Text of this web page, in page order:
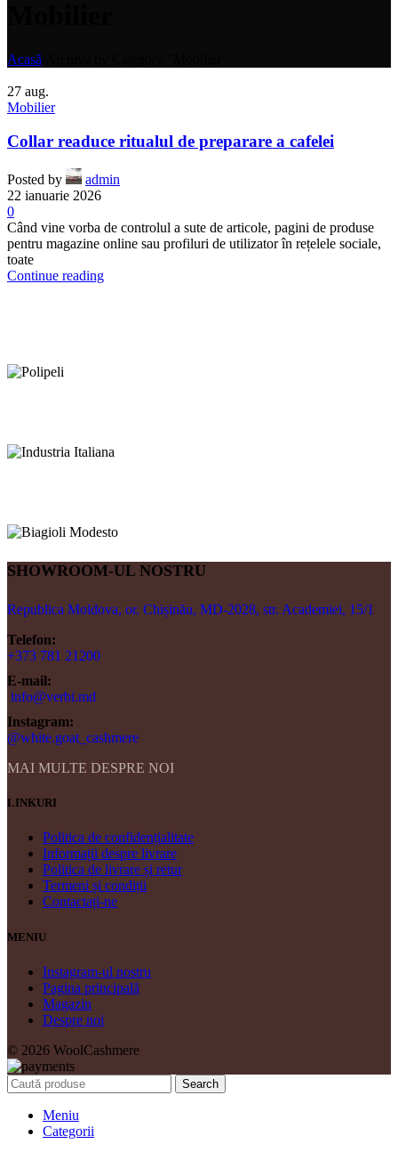
Acasă
27 aug.
Mobilier
Collar readuce ritualul de preparare a cafelei
Posted by
admin
22 ianuarie 2026
0
Când vine vorba de controlul a sute de articole, pagini de produse
pentru magazine online sau profiluri de utilizator în rețelele sociale,
toate
Continue reading
SHOWROOM-UL NOSTRU
Republica Moldova, or. Chișinău, MD-2028, str. Academiei, 15/1
Telefon:
+373 781 21200
E-mail:
info@verbi.md
Instagram:
@white.goat_cashmere
MAI MULTE DESPRE NOI
LINKURI
Politica de confidențialitate
Informații despre livrare
Politica de livrare și retur
Termeni și condiții
Contactați-ne
MENIU
Instagram-ul nostru
Pagina principală
Magazin
Despre noi
© 2026 WoolCashmere
Search
Meniu
Categorii